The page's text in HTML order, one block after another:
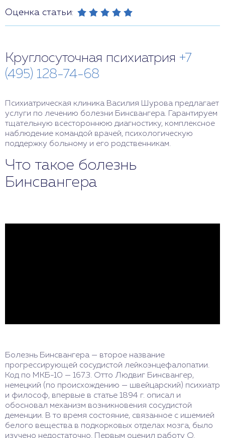
Оценка статьи:
Круглосуточная психиатрия +7
(495) 128-74-68
Психиатрическая клиника Василия Шурова предлагает
услуги по лечению болезни Бинсвангера. Гарантируем
тщательную всестороннюю диагностику, комплексное
наблюдение командой врачей, психологическую
поддержку больному и его родственникам.
Что такое болезнь
Бинсвангера
Болезнь Бинсвангера — второе название
прогрессирующей сосудистой лейкоэнцефалопатии.
Код по МКБ-10 — 167.3. Отто Людвиг Бинсвангер,
немецкий (по происхождению — швейцарский) психиатр
и философ, впервые в статье 1894 г. описал и
обосновал механизм возникновения сосудистой
деменции. В то время состояние, связанное с ишемией
белого вещества в подкорковых отделах мозга, было
изучено недостаточно. Первым оценил работу О.